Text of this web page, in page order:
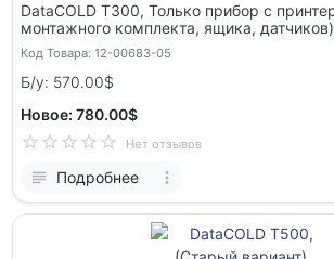
DataCOLD T300, Только прибор с принтером (Без
монтажного комплекта, ящика, датчиков)
Код Товара: 12-00683-05
Б/у: 570.00$
Новое: 780.00$
Нет отзывов
Подробнее